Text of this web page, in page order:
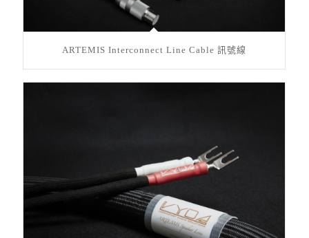
ARTEMIS Interconnect Line Cable 訊號線